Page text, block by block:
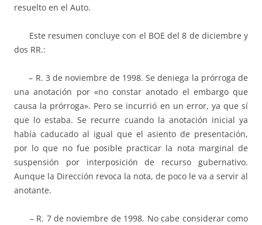
resuelto en el Auto.
Este resumen concluye con el BOE del 8 de diciembre y
dos RR.:
– R. 3 de noviembre de 1998. Se deniega la prórroga de
una anotación por «no constar anotado el embargo que
causa la prórroga». Pero se incurrió en un error, ya que sí
que lo estaba. Se recurre cuando la anotación inicial ya
había caducado al igual que el asiento de presentación,
por lo que no fue posible practicar la nota marginal de
suspensión por interposición de recurso gubernativo.
Aunque la Dirección revoca la nota, de poco le va a servir al
anotante.
– R. 7 de noviembre de 1998. No cabe considerar como